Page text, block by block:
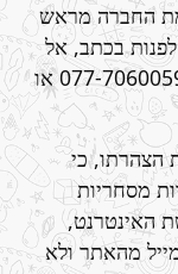
החברה מראש
בכתב, אל
המחלקה המשפטית של החברה בפקס: 077-7060059 או
הצהרתו, כי
מסחריות
האינטרנט,
מהאתר ולא